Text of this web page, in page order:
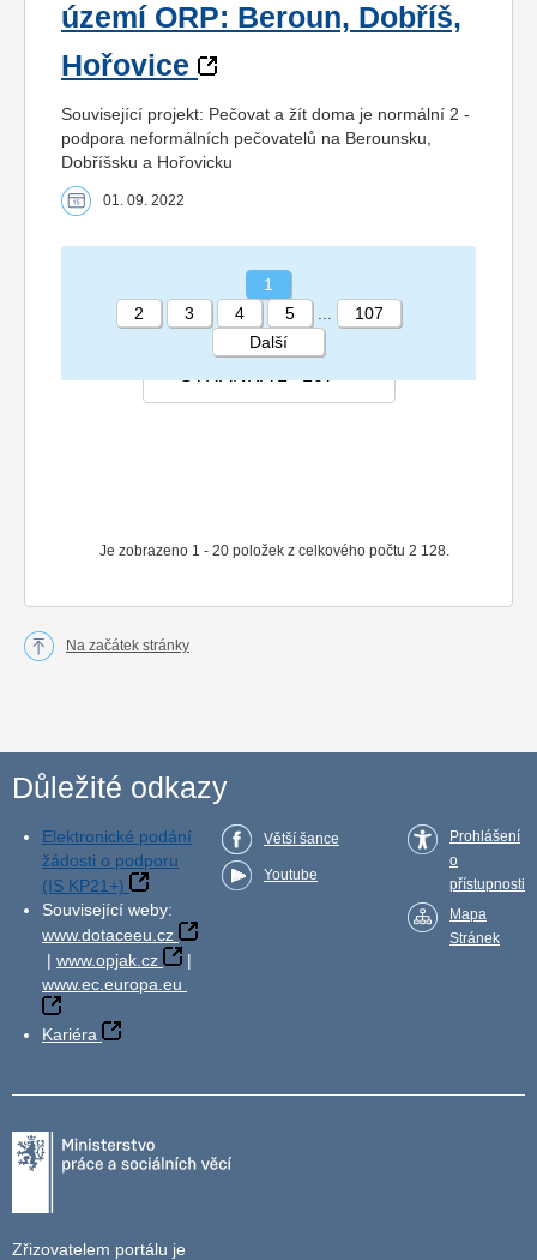
území ORP: Beroun, Dobříš,
Hořovice
Související projekt: Pečovat a žít doma je normální 2 -
podpora neformálních pečovatelů na Berounsku,
Dobříšsku a Hořovicku
01. 09. 2022
Je zobrazeno 1 - 20 položek z celkového počtu 2 128.
1
2
3 4 5
107
Další
Na začátek stránky
Důležité odkazy
Elektronické podání
žádosti o podporu
(IS KP21+)
Související weby:
www.dotaceeu.cz
| www.opjak.cz
|
www.ec.europa.eu
Kariéra
Větší šance
Youtube
Prohlášení
o
přístupnosti
Mapa
Stránek
Zřizovatelem portálu je